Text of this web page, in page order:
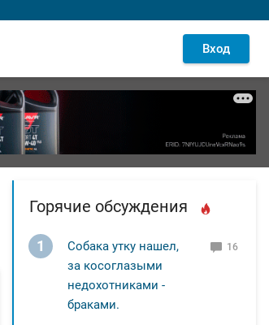
Вход
Горячие обсуждения
1
Собака утку нашел,
за косоглазыми
недохотниками -
браками.
16